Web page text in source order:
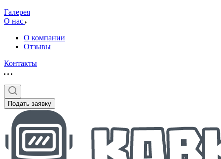
Галерея
О нас
О компании
Отзывы
Контакты
Подать заявку